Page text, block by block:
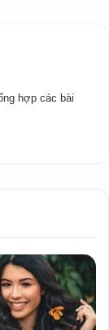
hợp các bài